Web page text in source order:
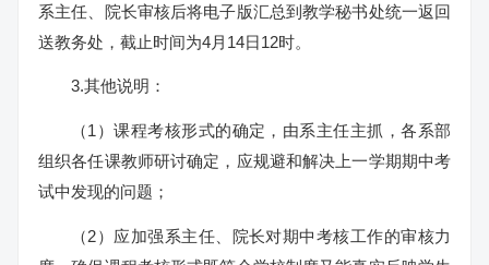
系主任、院长审核后将电子版汇总到教学秘书处统一返回
送教务处，截止时间为4月14日12时。
3.其他说明：
（1）课程考核形式的确定，由系主任主抓，各系部
组织各任课教师研讨确定，应规避和解决上一学期期中考
试中发现的问题；
（2）应加强系主任、院长对期中考核工作的审核力